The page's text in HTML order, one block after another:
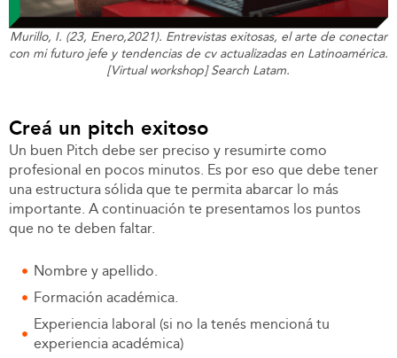
Murillo, I. (23, Enero,2021). Entrevistas exitosas, el arte de conectar
con mi futuro jefe y tendencias de cv actualizadas en Latinoamérica.
[Virtual workshop] Search Latam.
Creá un pitch exitoso
Un buen Pitch debe ser preciso y resumirte como
profesional en pocos minutos. Es por eso que debe tener
una estructura sólida que te permita abarcar lo más
importante. A continuación te presentamos los puntos
que no te deben faltar.
Nombre y apellido.
Formación académica.
Experiencia laboral (si no la tenés mencioná tu
experiencia académica)